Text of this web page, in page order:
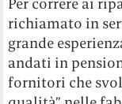
richiamato in
grande
andati in
fornitori che